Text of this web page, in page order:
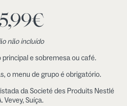
€
não incluído
e sobremesa ou café.
o menu de grupo é obrigatório.
da Societé des Produits Nestlé
Vevey, Suíça.